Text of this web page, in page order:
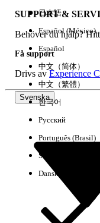
SUPPORT &
Behöver du hjälp?
Få support
Drivs avExperience
Svenska
日本語
Español (México)
Español
中文（简体）
中文（繁體）
한국어
Русский
Português (Brasil)
Suomi
Dansk